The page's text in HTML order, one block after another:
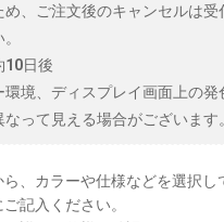
、ご注文後のキャンセルは受
10日後
境、ディスプレイ画面上の発
って見える場合がございます。
、カラーや仕様などを選択し
記入ください。